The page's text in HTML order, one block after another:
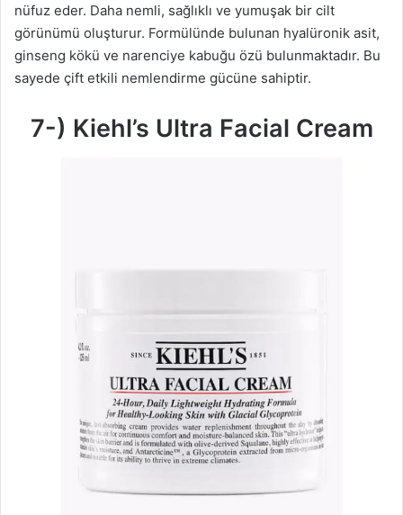
nüfuz eder. Daha nemli, sağlıklı ve yumuşak bir cilt
görünümü oluşturur. Formülünde bulunan hyalüronik asit,
ginseng kökü ve narenciye kabuğu özü bulunmaktadır. Bu
sayede çift etkili nemlendirme gücüne sahiptir.
7-) Kiehl’s Ultra Facial Cream